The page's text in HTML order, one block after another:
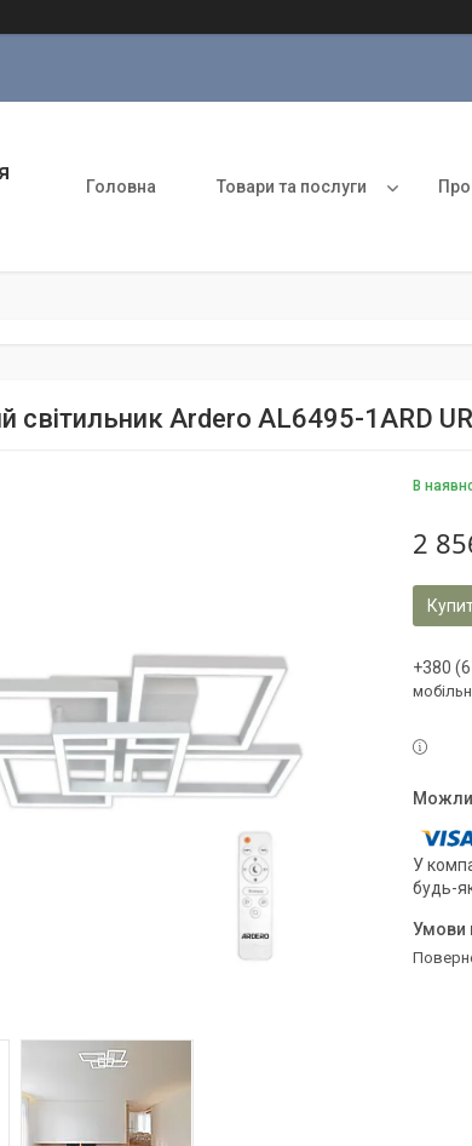
Головна Товари та послуги
світильник Ardero AL6495-1ARD
В
2
+380
У
будь-